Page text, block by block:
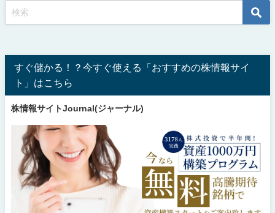
すぐ儲かる！？今すぐ使える「おすすめの株情報サイ
ト」はこちら
株情報サイトJournal(ジャーナル)